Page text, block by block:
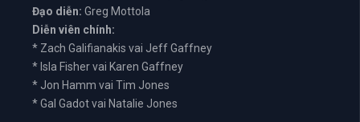
Đạo diễn: Greg Mottola
Diễn viên chính:
* Zach Galifianakis vai Jeff Gaffney
* Isla Fisher vai Karen Gaffney
* Jon Hamm vai Tim Jones
* Gal Gadot vai Natalie Jones